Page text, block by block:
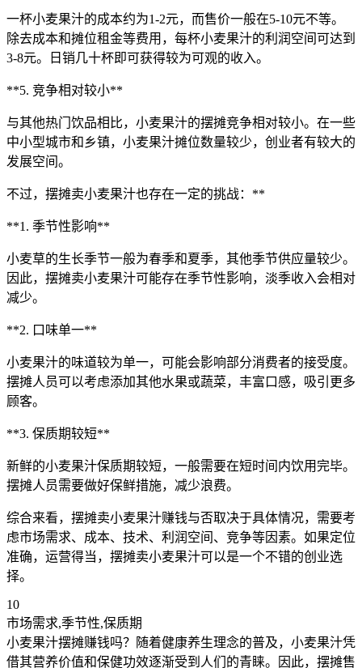
一杯小麦果汁的成本约为1-2元，而售价一般在5-10元不等。
除去成本和摊位租金等费用，每杯小麦果汁的利润空间可达到
3-8元。日销几十杯即可获得较为可观的收入。
**5. 竞争相对较小**
与其他热门饮品相比，小麦果汁的摆摊竞争相对较小。在一些
中小型城市和乡镇，小麦果汁摊位数量较少，创业者有较大的
发展空间。
不过，摆摊卖小麦果汁也存在一定的挑战：**
**1. 季节性影响**
小麦草的生长季节一般为春季和夏季，其他季节供应量较少。
因此，摆摊卖小麦果汁可能存在季节性影响，淡季收入会相对
减少。
**2. 口味单一**
小麦果汁的味道较为单一，可能会影响部分消费者的接受度。
摆摊人员可以考虑添加其他水果或蔬菜，丰富口感，吸引更多
顾客。
**3. 保质期较短**
新鲜的小麦果汁保质期较短，一般需要在短时间内饮用完毕。
摆摊人员需要做好保鲜措施，减少浪费。
综合来看，摆摊卖小麦果汁赚钱与否取决于具体情况，需要考
虑市场需求、成本、技术、利润空间、竞争等因素。如果定位
准确，运营得当，摆摊卖小麦果汁可以是一个不错的创业选
择。
10
市场需求,季节性,保质期
小麦果汁摆摊赚钱吗？随着健康养生理念的普及，小麦果汁凭
借其营养价值和保健功效逐渐受到人们的青睐。因此，摆摊售